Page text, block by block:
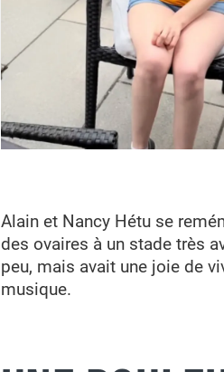
Alain et Nancy Hétu se
des ovaires à un stade très
peu, mais avait une joie de
musique.